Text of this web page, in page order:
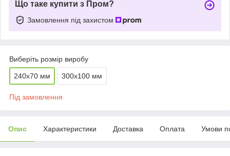
Що таке купити з Пром?
Замовлення під захистом
Виберіть розмір виробу
240х70 мм 300х100 мм
Під замовлення
Опис Характеристики Доставка Оплата Умови